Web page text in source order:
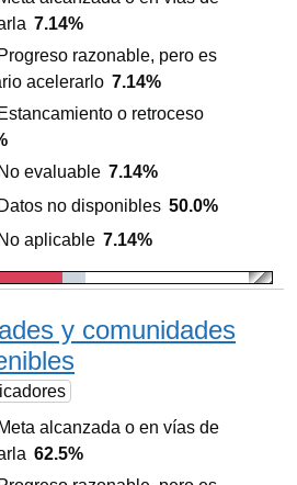
7.14%
Progreso razonable, pero es
acelerarlo 7.14%
Estancamiento o retroceso
No evaluable 7.14%
Datos no disponibles 50.0%
No aplicable 7.14%
y comunidades
Meta alcanzada o en vías de
62.5%